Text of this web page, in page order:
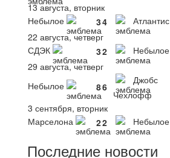
13 августа, вторник
Небылое
34 Атлантис
22 августа, четверг
СДЭК
32 Небылое
29 августа, четверг
Небылое
86
Джобс
Чехлофф
3 сентября, вторник
Марселона
22 Небылое
Последние новости